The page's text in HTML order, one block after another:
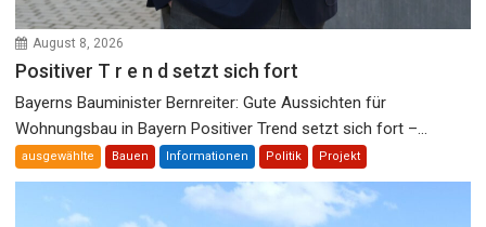
August 8, 2026
Positiver T r e n d setzt sich fort
Bayerns Bauminister Bernreiter: Gute Aussichten für
Wohnungsbau in Bayern Positiver Trend setzt sich fort –...
ausgewählte Bauen Informationen Politik Projekt